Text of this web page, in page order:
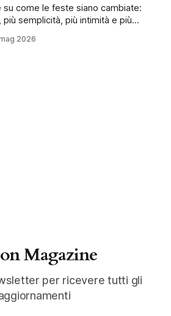
su come le feste siano cambiate:
semplicità, più intimità e più
2026
Magazine
per ricevere tutti gli